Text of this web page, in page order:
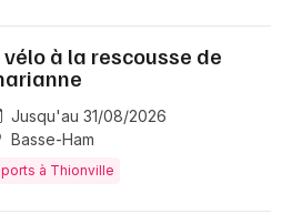
vélo à la rescousse de
Jusqu'au 31/08/2026
Basse-Ham
à Thionville